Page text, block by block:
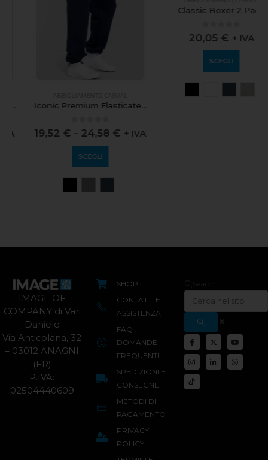
Iconic Premium Elasticated Cuff Jog Pants
0 out of 5
19,52€ - 24,58€ + IVA
SCEGLI
ABBIGLIAMENTO CASUAL
IMAGE OF
COMPANY di Vari
Daniele
Via Anticolana, 32
– 03012 ANAGNI
(FR)
P.IVA:
02504440609
SHOP
CONTATTI E
ASSISTENZA
FAQ
DOMANDE
FREQUENTI
SPEDIZIONI E
CONSEGNE
METODI DI
PAGAMENTO
PRIVACY
POLICY